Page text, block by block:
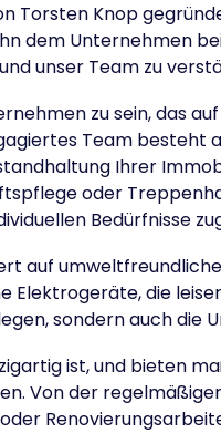
Torsten Knop
dem Unternehmen
unser Team zu
zu sein, das
Team besteht
Ihrer
oder
Bedürfnisse
auf
die
sondern auch die
ist, und bieten
Von der